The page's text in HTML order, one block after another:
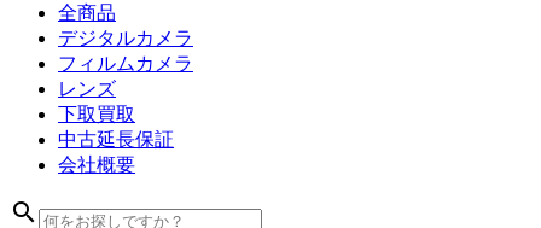
全商品
デジタルカメラ
フィルム カメラ
レンズ
下取買取
中古延長保証
会社概要
search